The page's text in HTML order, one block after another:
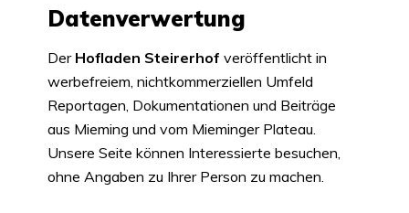
Datenverwertung
DerHofladen Steirerhof veröffentlicht in
werbefreiem, nichtkommerziellen Umfeld
Reportagen, Dokumentationen und Beiträge
aus Mieming und vom Mieminger Plateau.
Unsere Seite können Interessierte besuchen,
ohne Angaben zu Ihrer Person zu machen.